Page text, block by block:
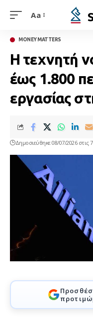
Aa
MONEY MATTERS
Η τεχνητή
έως 1.800
εργασίας
Δημοσιεύθηκε 08/07/2026 στις